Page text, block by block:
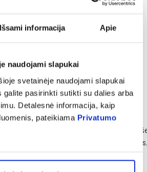
Išsami informacija Apie
naudojami slapukai
svetainėje naudojami slapukai
galite pasirinkti sutikti su dalies arba
Detalesnė informacija, kaip
pateikiama Privatumo
NORDICS dantų
bambukinis,